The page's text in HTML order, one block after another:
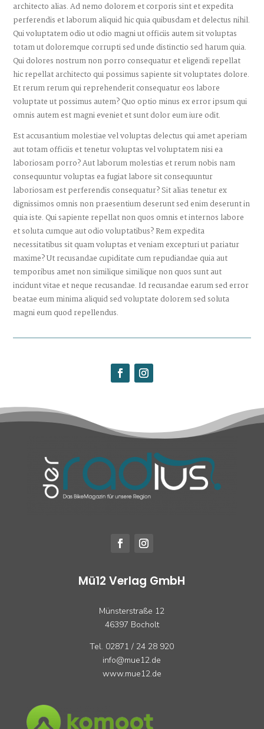
architecto alias. Ad nemo dolorem et corporis sint et expedita
perferendis et laborum aliquid hic quia quibusdam et delectus nihil.
Qui voluptatem odio ut odio magni ut officiis autem sit voluptas
totam ut doloremque corrupti sed unde distinctio sed harum quia.
Qui dolores nostrum non porro consequatur et eligendi repellat
hic repellat architecto qui possimus sapiente sit voluptates dolore.
Et rerum rerum qui reprehenderit consequatur eos labore
voluptate ut possimus autem? Quo optio minus ex error ipsum qui
omnis autem est magni eveniet et sunt dolor eum iure odit.
Est accusantium molestiae vel voluptas delectus qui amet aperiam
aut totam officiis et tenetur voluptas vel voluptatem nisi ea
laboriosam porro? Aut laborum molestias et rerum nobis nam
consequuntur voluptas ea fugiat labore sit consequuntur
laboriosam est perferendis consequatur? Sit alias tenetur ex
dignissimos omnis non praesentium deserunt sed enim deserunt in
quia iste. Qui sapiente repellat non quos omnis et internos labore
et soluta cumque aut odio voluptatibus? Rem expedita
necessitatibus sit quam voluptas et veniam excepturi ut pariatur
maxime? Ut recusandae cupiditate cum repudiandae quia aut
temporibus amet non similique similique non quos sunt aut
incidunt vitae et neque recusandae. Id recusandae earum sed error
beatae eum minima aliquid sed voluptate dolorem sed soluta
magni eum quod repellendus.
Mü12 Verlag GmbH
Münsterstraße 12
46397 Bocholt
Tel. 02871 / 24 28 920
info@mue12.de
www.mue12.de